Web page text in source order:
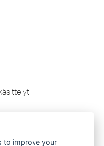
to improve your